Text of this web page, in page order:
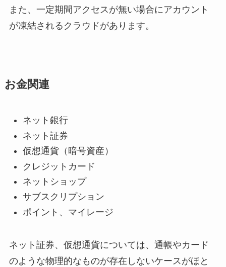
また、一定期間アクセスが無い場合にアカウント
が凍結されるクラウドがあります。
お金関連
ネット銀行
ネット証券
仮想通貨（暗号資産）
クレジットカード
ネットショップ
サブスクリプション
ポイント、マイレージ
ネット証券、仮想通貨については、通帳やカード
のような物理的なものが存在しないケースがほと